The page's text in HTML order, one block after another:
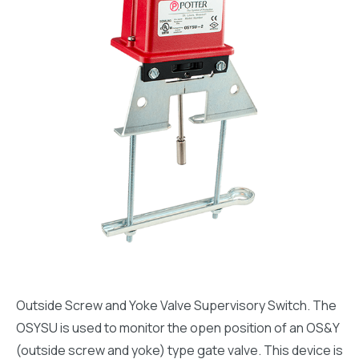
Outside Screw and Yoke Valve Supervisory Switch. The
OSYSU is used to monitor the open position of an OS&Y
(outside screw and yoke) type gate valve. This device is